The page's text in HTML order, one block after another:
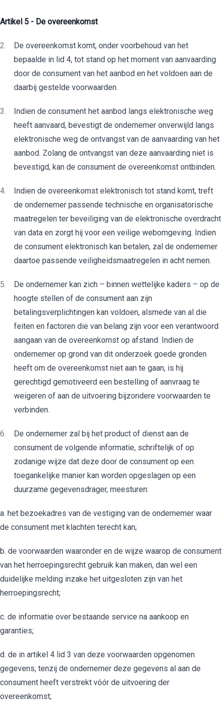
Artikel 5 - De overeenkomst
De overeenkomst komt, onder voorbehoud van het
bepaalde in lid 4, tot stand op het moment van aanvaarding
door de consument van het aanbod en het voldoen aan de
daarbij gestelde voorwaarden.
Indien de consument het aanbod langs elektronische weg
heeft aanvaard, bevestigt de ondernemer onverwijld langs
elektronische weg de ontvangst van de aanvaarding van het
aanbod. Zolang de ontvangst van deze aanvaarding niet is
bevestigd, kan de consument de overeenkomst ontbinden.
Indien de overeenkomst elektronisch tot stand komt, treft
de ondernemer passende technische en organisatorische
maatregelen ter beveiliging van de elektronische overdracht
van data en zorgt hij voor een veilige webomgeving. Indien
de consument elektronisch kan betalen, zal de ondernemer
daartoe passende veiligheidsmaatregelen in acht nemen.
De ondernemer kan zich – binnen wettelijke kaders – op de
hoogte stellen of de consument aan zijn
betalingsverplichtingen kan voldoen, alsmede van al die
feiten en factoren die van belang zijn voor een verantwoord
aangaan van de overeenkomst op afstand. Indien de
ondernemer op grond van dit onderzoek goede gronden
heeft om de overeenkomst niet aan te gaan, is hij
gerechtigd gemotiveerd een bestelling of aanvraag te
weigeren of aan de uitvoering bijzondere voorwaarden te
verbinden.
De ondernemer zal bij het product of dienst aan de
consument de volgende informatie, schriftelijk of op
zodanige wijze dat deze door de consument op een
toegankelijke manier kan worden opgeslagen op een
duurzame gegevensdrager, meesturen:
a. het bezoekadres van de vestiging van de ondernemer waar
de consument met klachten terecht kan;
b. de voorwaarden waaronder en de wijze waarop de consument
van het herroepingsrecht gebruik kan maken, dan wel een
duidelijke melding inzake het uitgesloten zijn van het
herroepingsrecht;
c. de informatie over bestaande service na aankoop en
garanties;
d. de in artikel 4 lid 3 van deze voorwaarden opgenomen
gegevens, tenzij de ondernemer deze gegevens al aan de
consument heeft verstrekt vóór de uitvoering der
overeenkomst;